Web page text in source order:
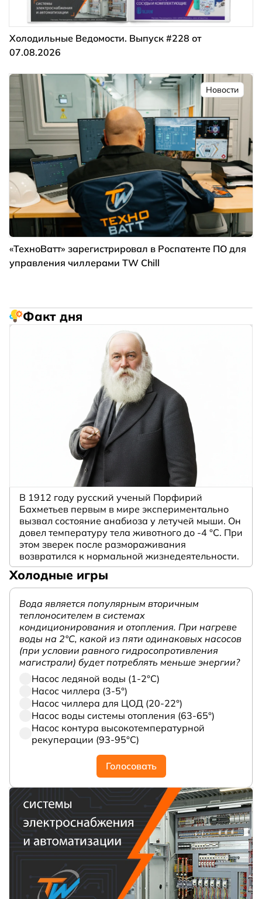
Холодильные Ведомости. Выпуск #228 от
07.08.2026
Новости
«ТехноВатт» зарегистрировал в Роспатенте ПО для
управления чиллерами TW Chill
Факт дня
В 1912 году русский ученый Порфирий
Бахметьев первым в мире экспериментально
вызвал состояние анабиоза у летучей мыши. Он
довел температуру тела животного до -4 °C. При
этом зверек после размораживания
возвратился к нормальной жизнедеятельности.
Холодные игры
Вода является популярным вторичным
теплоносителем в системах
кондиционирования и отопления. При нагреве
воды на 2°С, какой из пяти одинаковых насосов
(при условии равного гидросопротивления
магистрали) будет потреблять меньше энергии?
Насос ледяной воды (1-2°С)
Насос чиллера (3-5°)
Насос чиллера для ЦОД (20-22°)
Насос воды системы отопления (63-65°)
Насос контура высокотемпературной
рекуперации (93-95°С)
Голосовать